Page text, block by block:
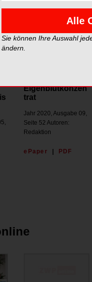
IMPLANTOLOGIE
Eigenblutkonzen
trat
Jahr 2020, Ausgabe 09,
Seite 52 Autoren:
Redaktion
ePaper PDF
Alle
Sie können Ihre Auswahl
ändern.